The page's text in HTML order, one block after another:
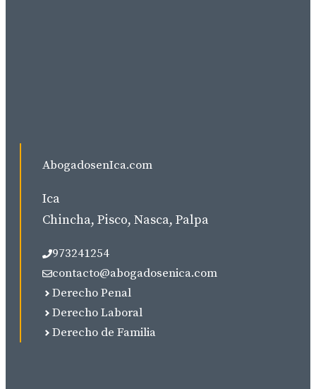
AbogadosenIca.com
Ica
Chincha, Pisco, Nasca, Palpa
973241254
contacto@abogadosenica.com
Derecho Penal
Derecho Laboral
Derecho de Familia